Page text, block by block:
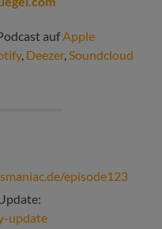
aufApple
, Deezer,Soundcloud
episode123
update